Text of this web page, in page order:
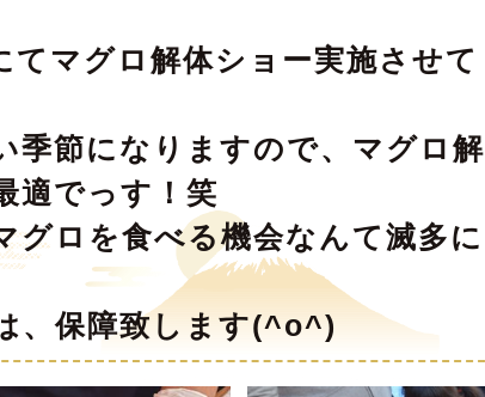
てマグロ解体ショー実施させて
季節になりますので、マグロ解
適でっす！笑
グロを食べる機会なんて滅多に
、保障致します(^o^)